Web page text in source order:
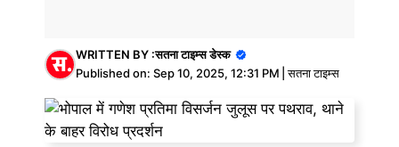
WRITTEN BY :सतना टाइम्स डेस्क
Published on: Sep 10, 2025, 12:31 PM |सतना टाइम्स